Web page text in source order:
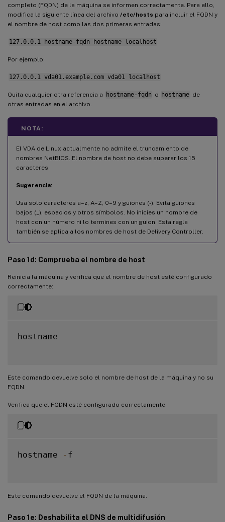
completo (FQDN) de la máquina se informen correctamente. Para ello,
modifica la siguiente línea del archivo /etc/hosts para incluir el FQDN y
el nombre de host como las dos primeras entradas:
127.0.0.1 hostname-fqdn hostname localhost
Por ejemplo:
127.0.0.1 vda01.example.com vda01 localhost
Quita cualquier otra referencia a hostname-fqdn o hostname de
otras entradas en el archivo.
NOTA:
El VDA de Linux actualmente no admite el truncamiento de
nombres NetBIOS. El nombre de host no debe superar los 15
caracteres.
Sugerencia:
Usa solo caracteres a–z, A–Z, 0–9 y guiones (-). Evita guiones
bajos (_), espacios y otros símbolos. No inicies un nombre de
host con un número ni lo termines con un guion. Esta regla
también se aplica a los nombres de host de Delivery Controller.
Paso 1d: Comprueba el nombre de host
Reinicia la máquina y verifica que el nombre de host esté configurado
correctamente:
hostname
Este comando devuelve solo el nombre de host de la máquina y no su
FQDN.
Verifica que el FQDN esté configurado correctamente:
hostname - f
Este comando devuelve el FQDN de la máquina.
Paso 1e: Deshabilita el DNS de multidifusión